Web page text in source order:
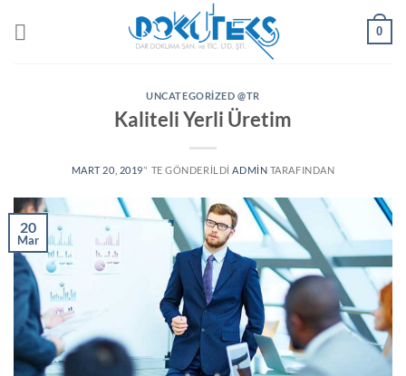
0
UNCATEGORIZED @TR
Kaliteli Yerli Üretim
MART 20, 2019’' TE GÖNDERILDI ADMIN TARAFINDAN
20
Mar